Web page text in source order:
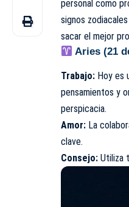
personal como
signos
sacar el mejor
Aries (21
Trabajo: Hoy es
pensamientos y
perspicacia.
Amor: La
clave.
Consejo: Utiliza